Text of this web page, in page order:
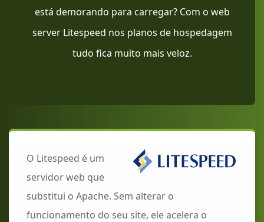
está demorando para carregar? Com o web
server Litespeed nos planos de hospedagem
tudo fica muito mais veloz.
O Litespeed é um
servidor web que
substitui o Apache. Sem alterar o
funcionamento do seu site, ele acelera o